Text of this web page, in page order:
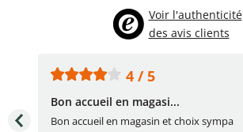
Voir l'authenticité
des avis clients
4 / 5
Bon accueil en magasi...
Bon accueil en magasin et choix sympa